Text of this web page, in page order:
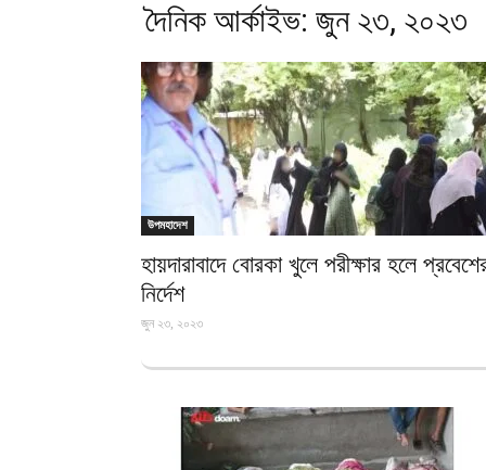
দৈনিক আর্কাইভ: জুন ২৩, ২০২৩
উপমহাদেশ
হায়দারাবাদে বোরকা খুলে পরীক্ষার হলে
নির্দেশ
জুন ২৩, ২০২৩